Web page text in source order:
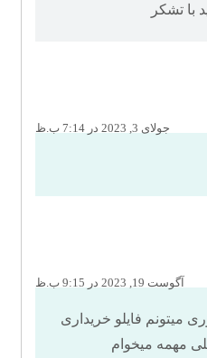
تشکر
جولای 3, 2023 در 7:14 ب.ظ
آگوست 19, 2023 در 9:15 ب.ظ
فایلو خریداری
مهمه میخوام